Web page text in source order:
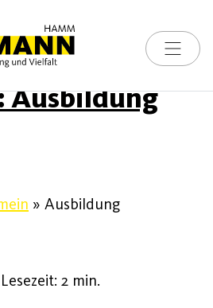
Toggle
Ausbildung
» Ausbildung
Lesezeit: 2 min.